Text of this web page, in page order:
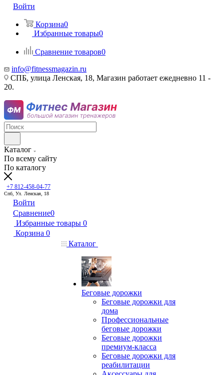
Войти
Корзина0
Избранные товары0
Сравнение товаров0
info@fitnessmagazin.ru
СПБ, улица Ленская, 18, Магазин работает ежедневно 11 -
20.
Каталог
По всему сайту
По каталогу
+7 812-458-04-77
Спб, Ул. Ленская, 18
Войти
Сравнение0
Избранные товары 0
Корзина 0
Каталог
Беговые дорожки
Беговые дорожки для
дома
Профессиональные
беговые дорожки
Беговые дорожки
премиум-класса
Беговые дорожки для
реабилитации